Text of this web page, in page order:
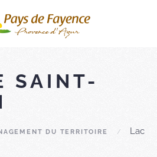
SAINT-
DU TERRITOIRE
Lac